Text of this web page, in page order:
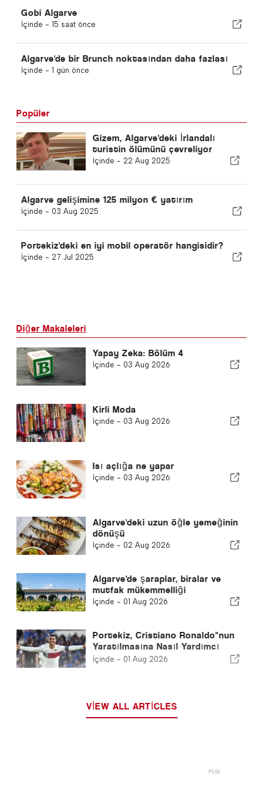
Gobi Algarve
İçinde - 15 saat önce
Algarve'de bir Brunch noktasından daha fazlası
İçinde - 1 gün önce
Popüler
Gizem, Algarve'deki İrlandalı
turistin ölümünü çevreliyor
İçinde - 22 Aug 2025
Algarve gelişimine 125 milyon € yatırım
İçinde - 03 Aug 2025
Portekiz'deki en iyi mobil operatör hangisidir?
İçinde - 27 Jul 2025
Diğer Makaleleri
Yapay Zeka: Bölüm 4
İçinde - 03 Aug 2026
Kirli Moda
İçinde - 03 Aug 2026
Isı açlığa ne yapar
İçinde - 03 Aug 2026
Algarve'deki uzun öğle yemeğinin
dönüşü
İçinde - 02 Aug 2026
Algarve'de şaraplar, biralar ve
mutfak mükemmelliği
İçinde - 01 Aug 2026
Portekiz, Cristiano Ronaldo"nun
Yaratılmasına Nasıl Yardımcı
Oldu?: Bir Futbol Efsanesinin
İçinde - 01 Aug 2026
VIEW ALL ARTICLES